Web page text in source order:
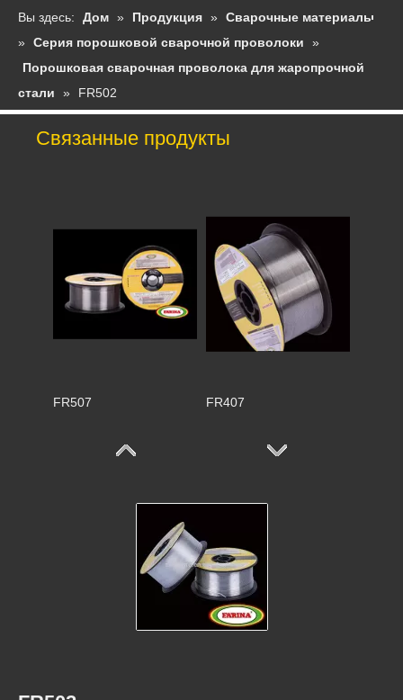
Вы здесь: Дом » Продукция » Сварочные материалы
» Серия порошковой сварочной проволоки
»
Порошковая сварочная проволока для жаропрочной
стали
» FR502
Связанные продукты
FR507 FR407
FR402 FR317